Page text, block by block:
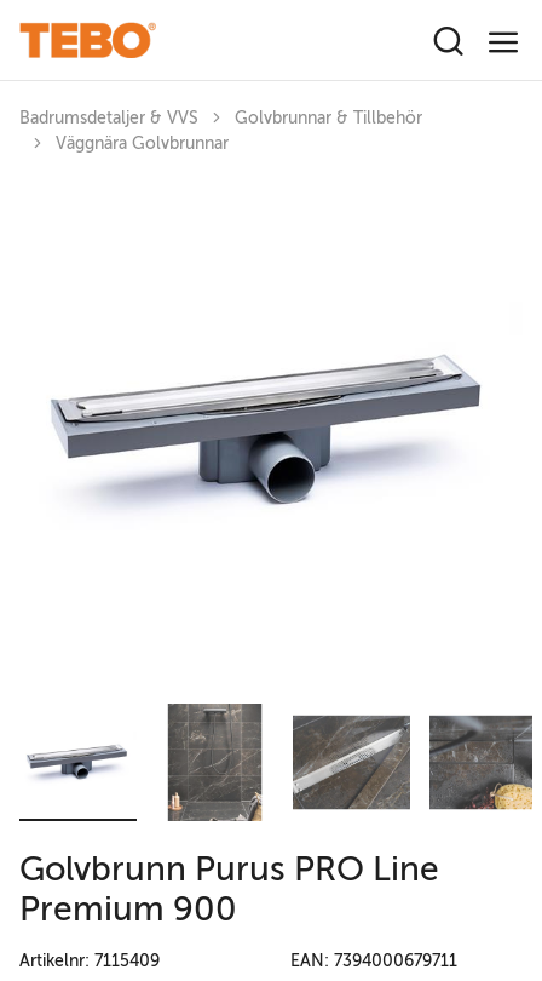
Badrumsdetaljer & VVS
Golvbrunnar & Tillbehör
Väggnära Golvbrunnar
Golvbrunn Purus PRO Line
Premium 900
Artikelnr: 7115409 EAN: 7394000679711